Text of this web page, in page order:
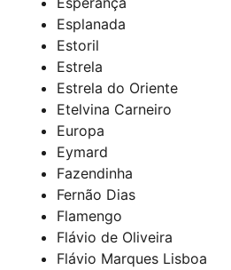
Esplanada
Estoril
Estrela
Estrela do Oriente
Etelvina Carneiro
Europa
Eymard
Fazendinha
Fernão Dias
Flamengo
Flávio de Oliveira
Flávio Marques Lisboa